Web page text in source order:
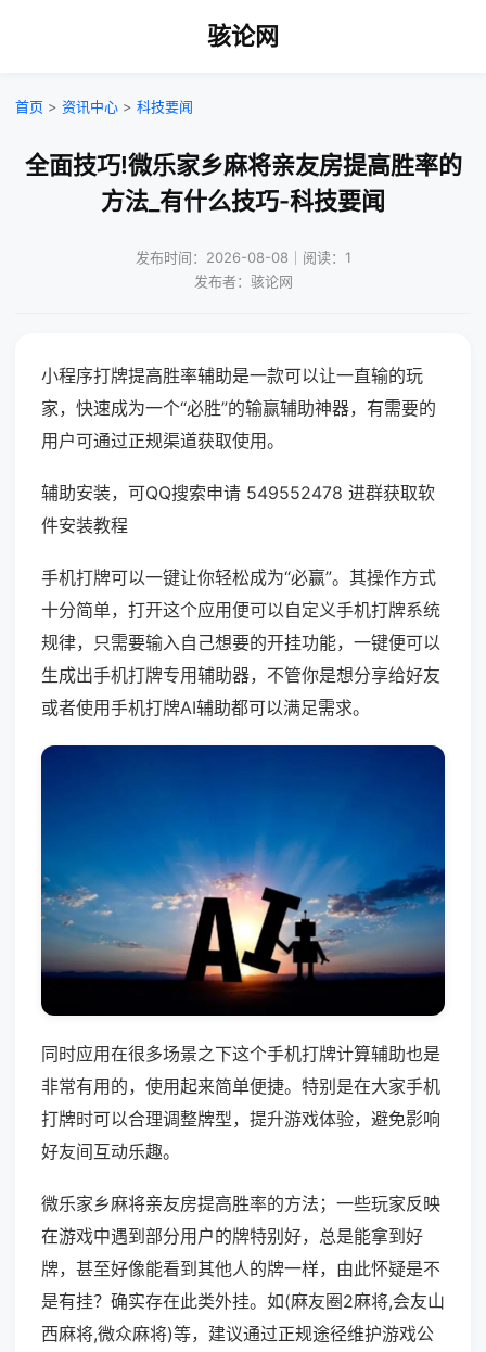
骇论网
首页 > 资讯中心 > 科技要闻
全面技巧!微乐家乡麻将亲友房提高胜率的
方法_有什么技巧-科技要闻
发布时间：2026-08-08｜阅读：1
发布者：骇论网
小程序打牌提高胜率辅助是一款可以让一直输的玩
家，快速成为一个“必胜”的输赢辅助神器，有需要的
用户可通过正规渠道获取使用。
辅助安装，可QQ搜索申请 549552478 进群获取软
件安装教程
手机打牌可以一键让你轻松成为“必赢”。其操作方式
十分简单，打开这个应用便可以自定义手机打牌系统
规律，只需要输入自己想要的开挂功能，一键便可以
生成出手机打牌专用辅助器，不管你是想分享给好友
或者使用手机打牌AI辅助都可以满足需求。
同时应用在很多场景之下这个手机打牌计算辅助也是
非常有用的，使用起来简单便捷。特别是在大家手机
打牌时可以合理调整牌型，提升游戏体验，避免影响
好友间互动乐趣。
微乐家乡麻将亲友房提高胜率的方法；一些玩家反映
在游戏中遇到部分用户的牌特别好，总是能拿到好
牌，甚至好像能看到其他人的牌一样，由此怀疑是不
是有挂？确实存在此类外挂。如(麻友圈2麻将,会友山
西麻将,微众麻将)等，建议通过正规途径维护游戏公